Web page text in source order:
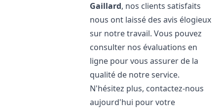
Gaillard, nos clients satisfaits
nous ont laissé des avis élogieux
sur notre travail. Vous pouvez
consulter nos évaluations en
ligne pour vous assurer de la
qualité de notre service.
N'hésitez plus, contactez-nous
aujourd'hui pour votre